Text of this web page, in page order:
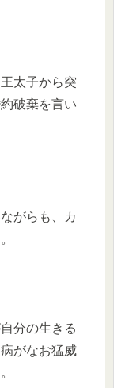
太子から突
破棄を言い
がらも、カ
分の生きる
がなお猛威